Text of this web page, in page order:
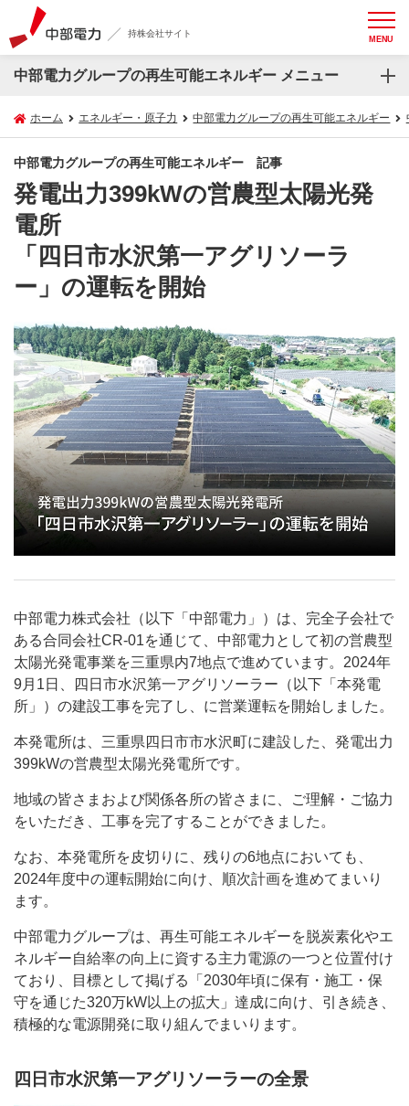
持株会社サイト MENU
中部電力グループの再生可能エネルギー メニュー
ホーム エネルギー・原子力 中部電力グループの再生可能エネルギー
中部電力グループの再生可能エネルギー 記事
発電出力399kWの営農型太陽光発
電所
「四日市水沢第一アグリソーラ
ー」の運転を開始
中部電力株式会社（以下「中部電力」）は、完全子会社で
ある合同会社CR-01を通じて、中部電力として初の営農型
太陽光発電事業を三重県内7地点で進めています。2024年
9月1日、四日市水沢第一アグリソーラー（以下「本発電
所」）の建設工事を完了し、に営業運転を開始しました。
本発電所は、三重県四日市市水沢町に建設した、発電出力
399kWの営農型太陽光発電所です。
地域の皆さまおよび関係各所の皆さまに、ご理解・ご協力
をいただき、工事を完了することができました。
なお、本発電所を皮切りに、残りの6地点においても、
2024年度中の運転開始に向け、順次計画を進めてまいり
ます。
中部電力グループは、再生可能エネルギーを脱炭素化やエ
ネルギー自給率の向上に資する主力電源の一つと位置付け
ており、目標として掲げる「2030年頃に保有・施工・保
守を通じた320万kW以上の拡大」達成に向け、引き続き、
積極的な電源開発に取り組んでまいります。
四日市水沢第一アグリソーラーの全景